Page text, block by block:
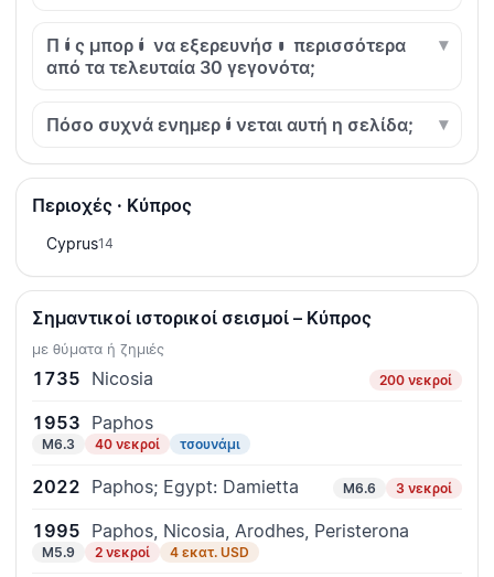
Πώς μπορώ να εξερευνήσω περισσότερα
από τα τελευταία 30 γεγονότα;
Πόσο συχνά ενημερώνεται αυτή η σελίδα;
Περιοχές · Κύπρος
Cyprus14
Σημαντικοί ιστορικοί σεισμοί – Κύπρος
με θύματα ή ζημιές
1735 Nicosia 200 νεκροί
1953 Paphos
M6.3 40 νεκροί τσουνάμι
2022 Paphos; Egypt: Damietta M6.6 3 νεκροί
1995 Paphos, Nicosia, Arodhes, Peristerona
M5.9 2 νεκροί 4 εκατ. USD